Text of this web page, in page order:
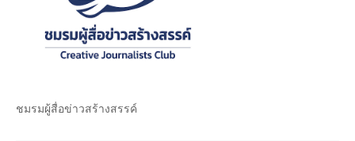
ชมรม​ผู้สื่อข่าวสร้างสรรค์​